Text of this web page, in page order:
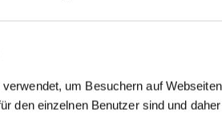
um Besuchern auf
den einzelnen Benutzer sind und